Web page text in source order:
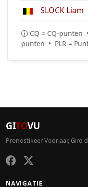
SLOCK Liam
CQ = CQ-punten
punten • PLR =
GITOVU
Pronostikeer Voorjaar, Giro
NAVIGATIE